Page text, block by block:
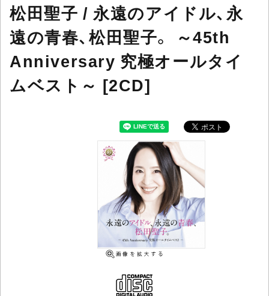
松田聖子 / 永遠のアイドル、永
遠の青春、松田聖子。 ～45th
Anniversary 究極オールタイ
ムベスト～ [2CD]